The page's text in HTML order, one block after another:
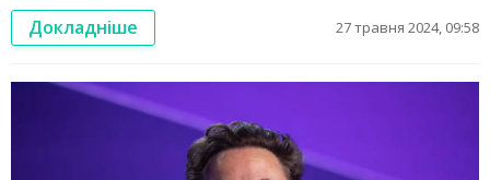
Докладніше 27 травня 2024, 09:58